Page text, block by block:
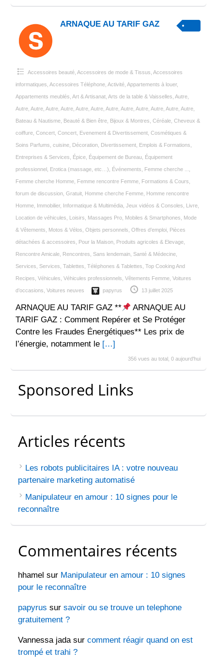
ARNAQUE AU TARIF GAZ
Accessoires beauté, Accessoires de mode & Tissus Accessoires
informatiques Accessoires Téléphone, Activité, Appartements à louer,
Appartements meublés Art & Artisanat, Arts de la table & Vaisselles Autre,
Autre, Autre, Autre, Autre, Autre, Autre, Autre, Autre, Autre, Autre, Autre, Autre,
Bateau & Nautisme, Beauté & Bien être, Bijoux & Montres Céréale‎, Cheveux &
coiffure, Concert, Concert, Evenement & Divertissement, Cosmétiques &
Soins Parfums cuisine, Décoration, Divertissement, Emplois & Formations
Entreprises & Services Épice‎, Équipement de Bureau, Équipement
professionnel Erotica (massage, etc…) Événements Femme cherche ...
Femme cherche Homme, Femme rencontre Femme, Formations & Cours
forum de discussion, Gratuit, Homme cherche Femme, Homme rencontre
Homme, Immobilier, Informatique & Multimédia Jeux vidéos & Consoles Livre,
Location de véhicules Loisirs Massages Pro, Mobiles & Smartphones Mode
& Vêtements Motos & Vélos Objets personnels Offres d’emploi, Pièces
détachées & accessoires Pour la Maison, Produits agricoles & Elevage,
Rencontre Amicale, Rencontres Sans lendemain, Santé & Médecine,
Services Services Tablettes Téléphones & Tablettes Top Cooking And
Recipes Véhicules Véhicules professionnels Vêtements Femme, Voitures
d’occasions Voitures neuves papyrus 13 juillet 2025
ARNAQUE AU TARIF GAZ **
ARNAQUE AU
TARIF GAZ : Comment Repérer et Se Protéger
Contre les Fraudes Énergétiques** Les prix de
l’énergie, notamment le […]
356 vues au total, 0 aujourd'hui
Sponsored Links
Articles récents
Les robots publicitaires IA : votre nouveau
partenaire marketing automatisé
Manipulateur en amour : 10 signes pour le
reconnaître
Commentaires récents
hhamel sur Manipulateur en amour : 10 signes
pour le reconnaître
papyrus sursavoir ou se trouve un telephone
gratuitement ?
Vannessa jada surcomment réagir quand on est
trompé et trahi ?